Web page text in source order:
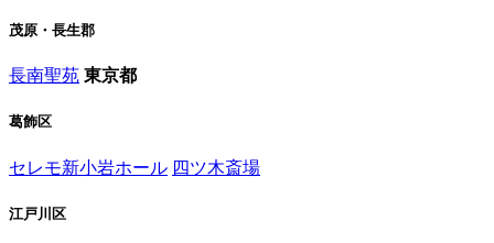
茂原・長生郡
長南聖苑 東京都
葛飾区
セレモ新小岩ホール 四ツ木斎場
江戸川区